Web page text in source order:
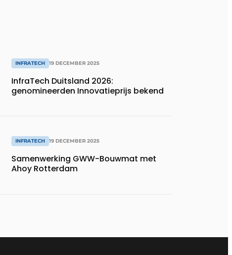
INFRATECH 19 DECEMBER 2025
InfraTech Duitsland 2026:
genomineerden Innovatieprijs bekend
INFRATECH 19 DECEMBER 2025
Samenwerking GWW-Bouwmat met
Ahoy Rotterdam